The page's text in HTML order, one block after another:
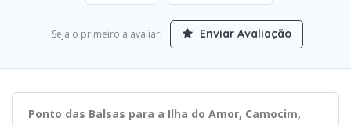
Seja o primeiro a avaliar! Enviar Avaliação
Ponto das Balsas para a Ilha do Amor, Camocim,